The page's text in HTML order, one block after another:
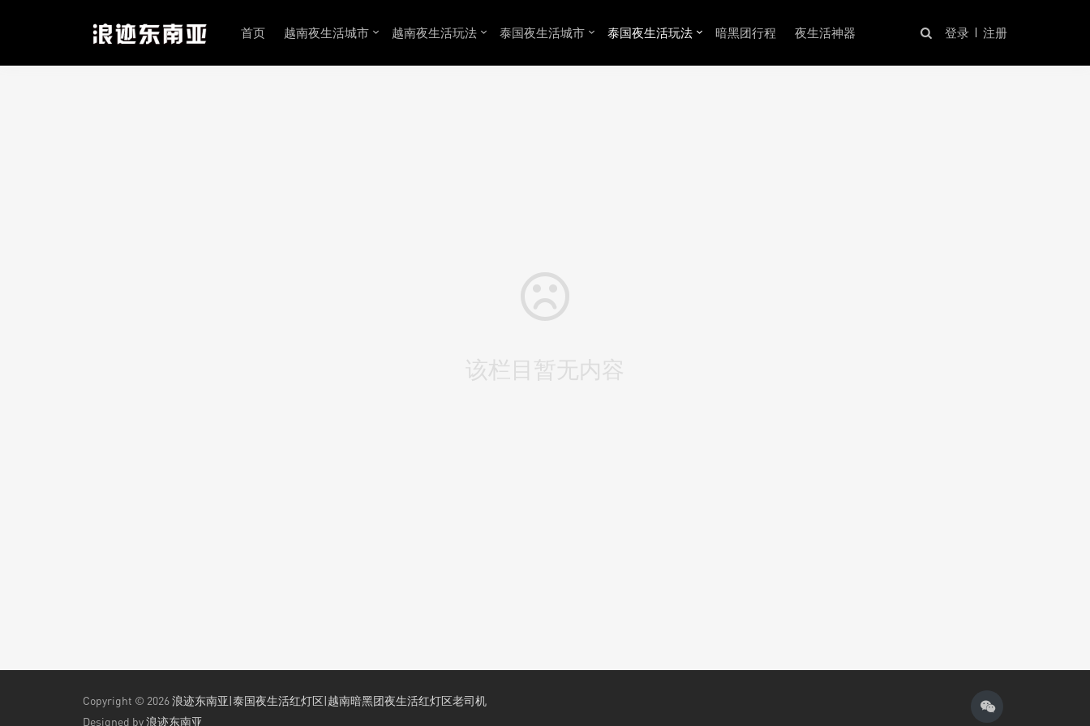
首页 越南夜生活城市 越南夜生活玩法 泰国夜生活城市 泰国夜生活玩法 暗黑团行程 夜生活神器 登录 注册
该栏目暂无内容
Copyright © 2026浪迹东南亚|泰国夜生活红灯区|越南暗黑团夜生活红灯区老司机
Designed by浪迹东南亚